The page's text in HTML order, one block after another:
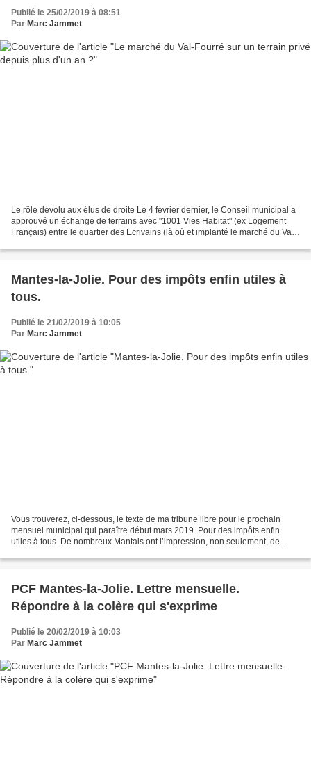
Publié le 25/02/2019 à 08:51
Par Marc Jammet
Le rôle dévolu aux élus de droite Le 4 février dernier, le Conseil municipal a
approuvé un échange de terrains avec "1001 Vies Habitat" (ex Logement
Français) entre le quartier des Ecrivains (là où et implanté le marché du Val-
Mantes-la-Jolie. Pour des impôts enfin utiles à
tous.
Publié le 21/02/2019 à 10:05
Par Marc Jammet
Vous trouverez, ci-dessous, le texte de ma tribune libre pour le prochain
mensuel municipal qui paraître début mars 2019. Pour des impôts enfin
utiles à tous. De nombreux Mantais ont l’impression, non seulement, de
PCF Mantes-la-Jolie. Lettre mensuelle.
Répondre à la colère qui s'exprime
Publié le 20/02/2019 à 10:03
Par Marc Jammet